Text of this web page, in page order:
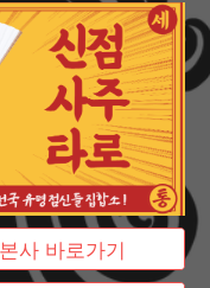
사 바로가기